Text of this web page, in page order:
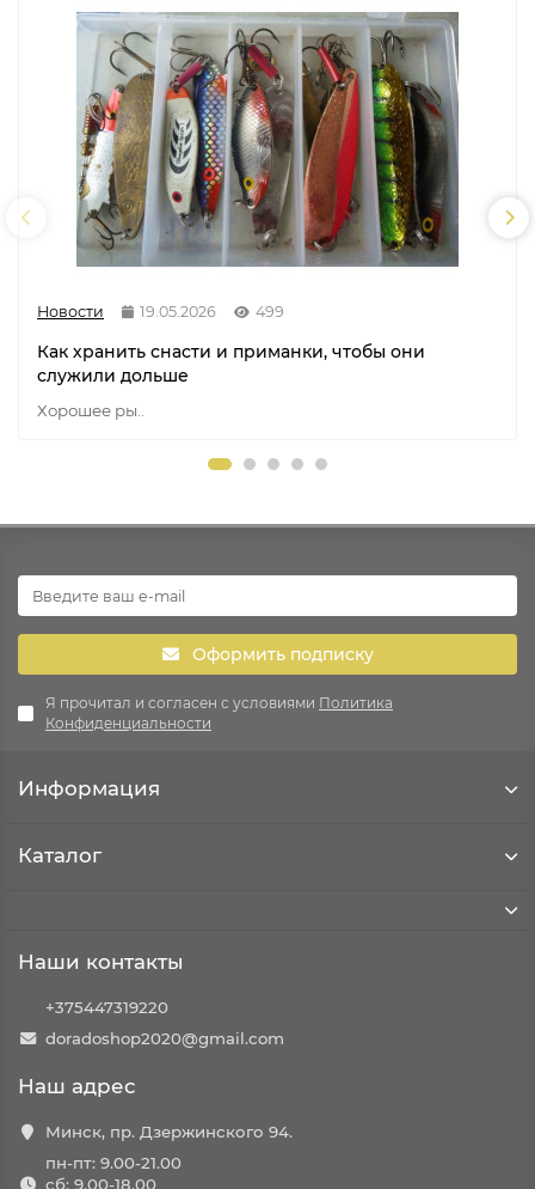
Новости 19.05.2026 499
Как хранить снасти и приманки, чтобы они
служили дольше
Хорошее ры..
Оформить подписку
Я прочитал и согласен с условиями Политика
Конфиденциальности
Информация
Каталог
Наши контакты
+375447319220
doradoshop2020@gmail.com
Наш адрес
Минск, пр. Дзержинского 94.
пн-пт: 9.00-21.00
сб: 9.00-18.00